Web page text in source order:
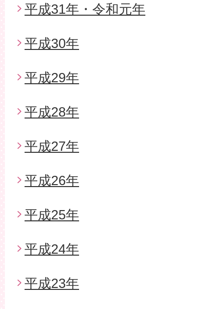
平成31年・令和元年
平成30年
平成29年
平成28年
平成27年
平成26年
平成25年
平成24年
平成23年